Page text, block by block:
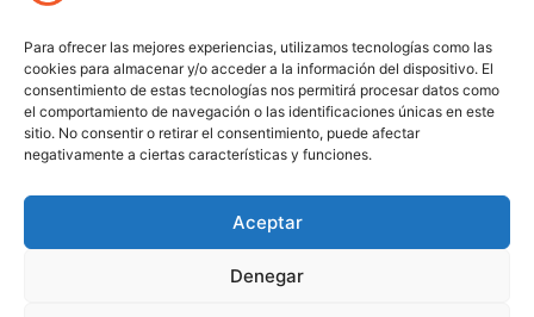
Para ofrecer las mejores experiencias, utilizamos tecnologías como las
cookies para almacenar y/o acceder a la información del dispositivo. El
consentimiento de estas tecnologías nos permitirá procesar datos como
el comportamiento de navegación o las identificaciones únicas en este
sitio. No consentir o retirar el consentimiento, puede afectar
negativamente a ciertas características y funciones.
Aceptar
Denegar